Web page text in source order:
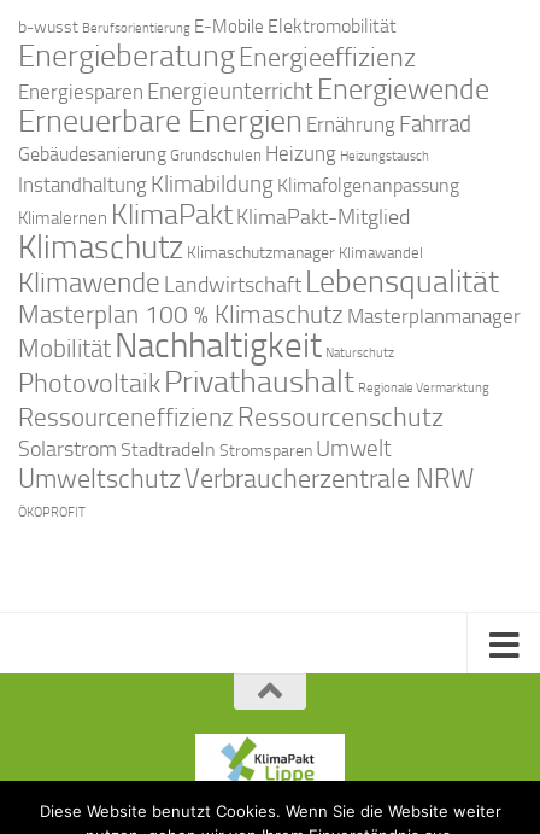
b-wusst Berufsorientierung E-Mobile Elektromobilität
EnergieberatungEnergieeffizienz
Energiesparen Energieunterricht Energiewende
Erneuerbare Energien Ernährung Fahrrad
Gebäudesanierung Grundschulen Heizung Heizungstausch
Instandhaltung Klimabildung Klimafolgenanpassung
Klimalernen KlimaPaktKlimaPakt-Mitglied
Klimaschutz Klimaschutzmanager Klimawandel
Klimawende Landwirtschaft Lebensqualität
Masterplan 100 % Klimaschutz Masterplanmanager
Mobilität Nachhaltigkeit Naturschutz
PhotovoltaikPrivathaushalt Regionale Vermarktung
Ressourceneffizienz Ressourcenschutz
Solarstrom Stadtradeln Stromsparen Umwelt
UmweltschutzVerbraucherzentrale NRW
ÖKOPROFIT
Diese Website benutzt Cookies. Wenn Sie die Website weiter